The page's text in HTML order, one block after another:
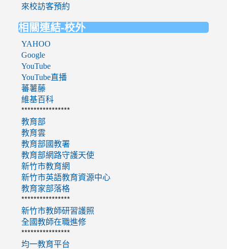
來校訪客預約
相關連結-校外
YAHOO
Google
YouTube
YouTube直播
蕃薯藤
維基百科
****************
教育部
教育雲
教育部國教署
教育部網路守護天使
新竹市教育網
新竹市英語教育資源中心
教育家部落格
****************
新竹市教師研習護照
全國教師在職進修
****************
均一教育平台